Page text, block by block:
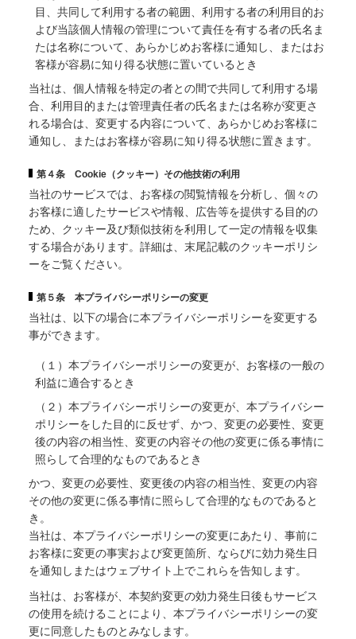
目、共同して利用する者の範囲、利用する者の利用目的お
よび当該個人情報の管理について責任を有する者の氏名ま
たは名称について、あらかじめお客様に通知し、またはお
客様が容易に知り得る状態に置いているとき
当社は、個人情報を特定の者との間で共同して利用する場
合、利用目的または管理責任者の氏名または名称が変更さ
れる場合は、変更する内容について、あらかじめお客様に
通知し、またはお客様が容易に知り得る状態に置きます。
第４条 Cookie（クッキー）その他技術の利用
当社のサービスでは、お客様の閲覧情報を分析し、個々の
お客様に適したサービスや情報、広告等を提供する目的の
ため、クッキー及び類似技術を利用して一定の情報を収集
する場合があります。詳細は、末尾記載のクッキーポリシ
ーをご覧ください。
第５条 本プライバシーポリシーの変更
当社は、以下の場合に本プライバシーポリシーを変更する
事ができます。
（１）本プライバシーポリシーの変更が、お客様の一般の
利益に適合するとき
（２）本プライバシーポリシーの変更が、本プライバシー
ポリシーをした目的に反せず、かつ、変更の必要性、変更
後の内容の相当性、変更の内容その他の変更に係る事情に
照らして合理的なものであるとき
かつ、変更の必要性、変更後の内容の相当性、変更の内容
その他の変更に係る事情に照らして合理的なものであると
き。
当社は、本プライバシーポリシーの変更にあたり、事前に
お客様に変更の事実および変更箇所、ならびに効力発生日
を通知しまたはウェブサイト上でこれらを告知します。
当社は、お客様が、本契約変更の効力発生日後もサービス
の使用を続けることにより、本プライバシーポリシーの変
更に同意したものとみなします。